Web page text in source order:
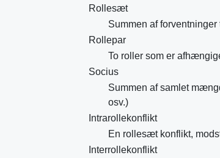
Rollesæt
Summen af
Rollepar
To roller som er
Socius
Summen af samlet
osv.)
Intrarollekonflikt
En rollesæt konflikt,
Interrollekonflikt